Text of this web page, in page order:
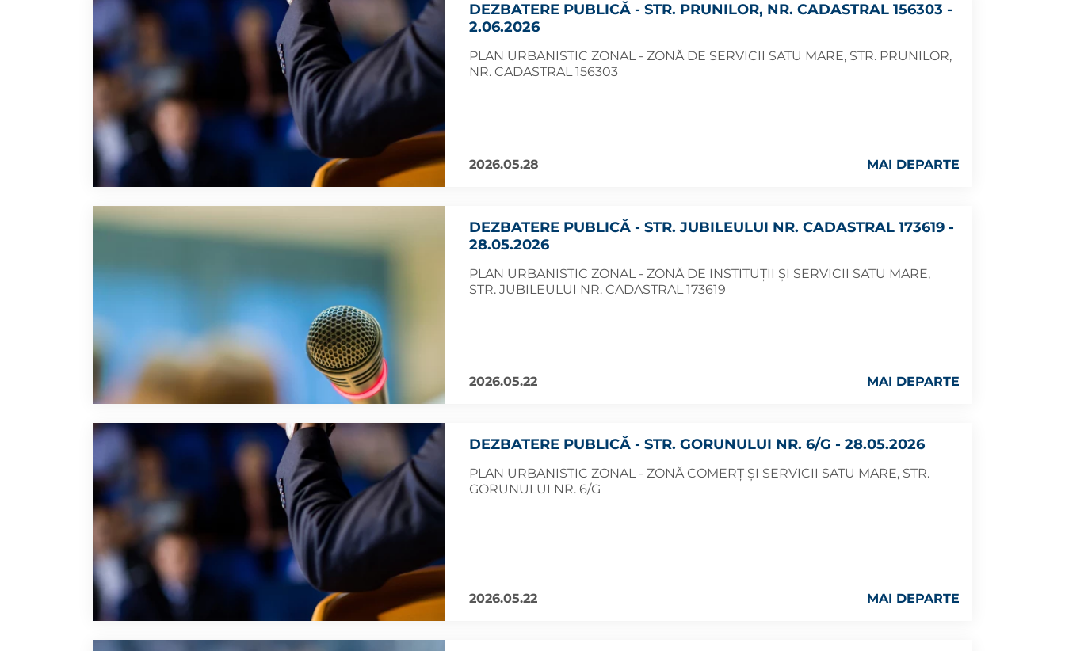
DEZBATERE PUBLICĂ - STR. PRUNILOR, NR. CADASTRAL 156303 -
2.06.2026
PLAN URBANISTIC ZONAL - ZONĂ DE SERVICII SATU MARE, STR. PRUNILOR,
NR. CADASTRAL 156303
2026.05.28 MAI DEPARTE
DEZBATERE PUBLICĂ - STR. JUBILEULUI NR. CADASTRAL 173619 -
28.05.2026
PLAN URBANISTIC ZONAL - ZONĂ DE INSTITUȚII ȘI SERVICII SATU MARE,
STR. JUBILEULUI NR. CADASTRAL 173619
2026.05.22 MAI DEPARTE
DEZBATERE PUBLICĂ - STR. GORUNULUI NR. 6/G - 28.05.2026
PLAN URBANISTIC ZONAL - ZONĂ COMERȚ ȘI SERVICII SATU MARE, STR.
GORUNULUI NR. 6/G
2026.05.22 MAI DEPARTE